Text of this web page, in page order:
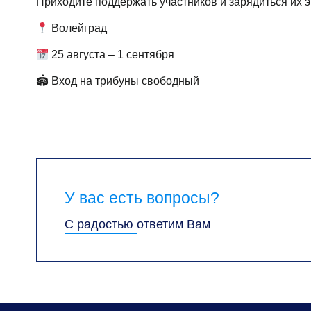
Волейград
25 августа – 1 сентября
🏟 Вход на трибуны свободный
У вас есть вопросы?
С радостью ответим Вам